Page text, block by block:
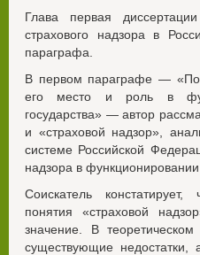
Глава первая
страхового надзора в
параграфа.
В первом параграфе —
его место и роль в
государства» — автор
и «страховой надзор»,
системе Российской
надзора в
Соискатель
понятия «страховой
значение. В
существующие недостатки,